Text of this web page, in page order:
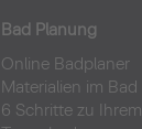
Bad Planung
Online Badplaner
Materialien im Bad
6 Schritte zu Ihrem